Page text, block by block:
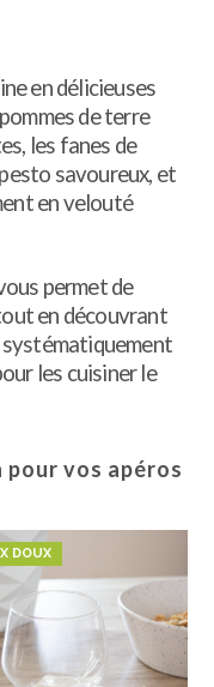
en délicieuses
de terre
les fanes de
savoureux, et
en velouté
permet de
en découvrant
systématiquement
les cuisiner le
pour vos apéros
DOUX